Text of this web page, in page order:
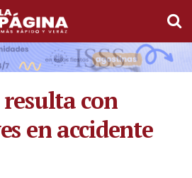
con
en accidente